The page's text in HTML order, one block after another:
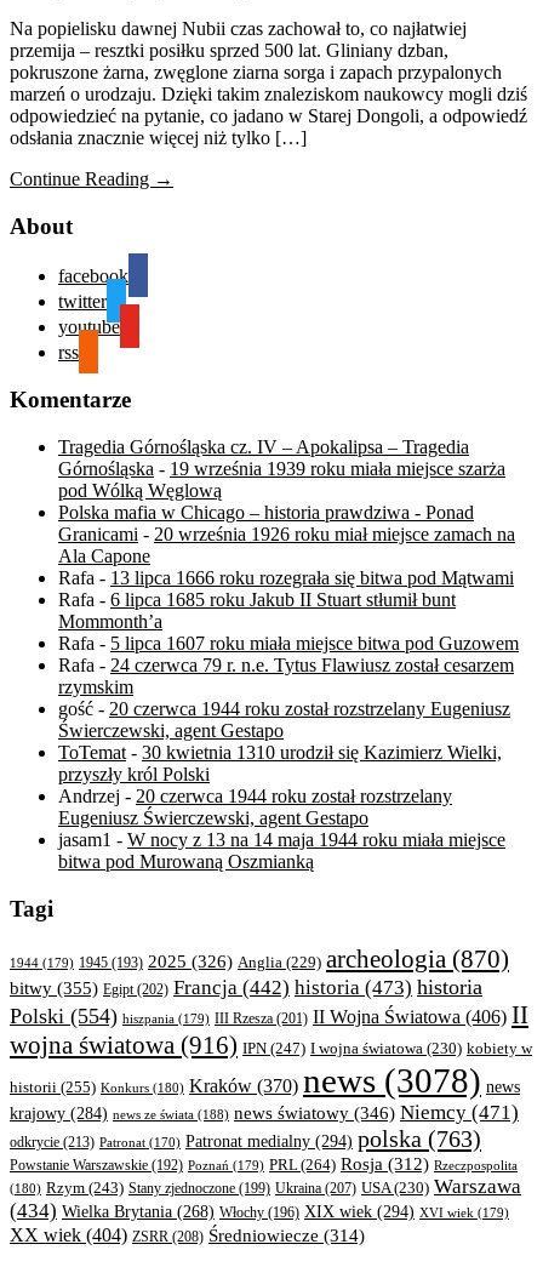
Na popielisku dawnej Nubii czas zachował to, co najłatwiej
przemija – resztki posiłku sprzed 500 lat. Gliniany dzban,
pokruszone żarna, zwęglone ziarna sorga i zapach przypalonych
marzeń o urodzaju. Dzięki takim znaleziskom naukowcy mogli dziś
odpowiedzieć na pytanie, co jadano w Starej Dongoli, a odpowiedź
odsłania znacznie więcej niż tylko […]
Continue Reading →
About
facebook
twitter
youtube
rss
Komentarze
Tragedia Górnośląska cz. IV – Apokalipsa – Tragedia
Górnośląska - 19 września 1939 roku miała miejsce szarża
pod Wólką Węglową
Polska mafia w Chicago – historia prawdziwa - Ponad
Granicami - 20 września 1926 roku miał miejsce zamach na
Ala Capone
Rafa - 13 lipca 1666 roku rozegrała się bitwa pod Mątwami
Rafa - 6 lipca 1685 roku Jakub II Stuart stłumił bunt
Mommonth’a
Rafa - 5 lipca 1607 roku miała miejsce bitwa pod Guzowem
Rafa - 24 czerwca 79 r. n.e. Tytus Flawiusz został cesarzem
rzymskim
gość - 20 czerwca 1944 roku został rozstrzelany Eugeniusz
Świerczewski, agent Gestapo
ToTemat - 30 kwietnia 1310 urodził się Kazimierz Wielki,
przyszły król Polski
Andrzej - 20 czerwca 1944 roku został rozstrzelany
Eugeniusz Świerczewski, agent Gestapo
jasam1 - W nocy z 13 na 14 maja 1944 roku miała miejsce
bitwa pod Murowaną Oszmianką
Tagi
1944 (179) 1945 (193) 2025 (326) Anglia (229) archeologia (870)
bitwy (355) Egipt(202) Francja (442) historia (473) historia
Polski (554) hiszpania (179) III Rzesza (201) II Wojna Światowa (406) II
wojna światowa (916) IPN (247) I wojna światowa (230) kobiety w
historii (255) Konkurs (180) Kraków (370) news (3078) news
krajowy (284) news ze świata (188) news światowy (346) Niemcy (471)
odkrycie (213) Patronat (170) Patronat medialny (294) polska (763)
Powstanie Warszawskie (192) Poznań (179) PRL(264) Rosja (312) Rzeczpospolita
(180) Rzym (243) Stany zjednoczone (199) Ukraina (207) USA(230) Warszawa
(434) Wielka Brytania (268) Włochy (196) XIX wiek (294) XVI wiek (179)
XX wiek (404) ZSRR (208) Średniowiecze (314)